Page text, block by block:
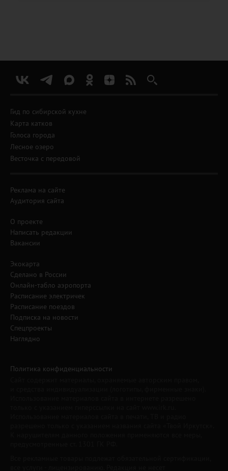
Гид по сибирской кухне
Карта катков
Голоса города
Лесное озеро
Весточка с передовой
Реклама на сайте
Аудитория сайта
О проекте
Написать редакции
Вакансии
Экокарта
Сделано в России
Онлайн-табло аэропорта
Расписание электричек
Расписание поездов
Подписка на новости
Спецпроекты
Наглядно
Политика конфиденциальности